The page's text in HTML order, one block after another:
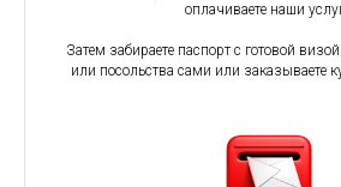
оплачиваете наши
Затем забираете паспорт c готовой
или посольства сами или заказываете